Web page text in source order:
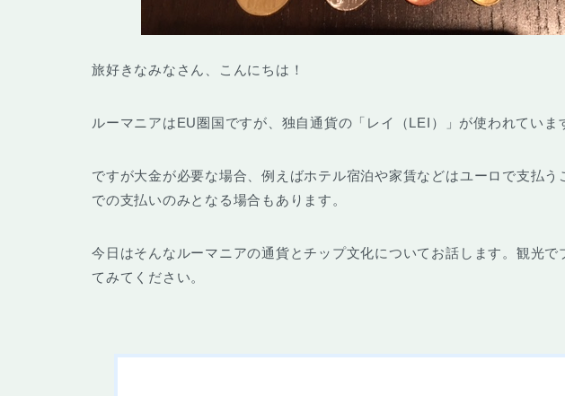
旅好きなみなさん、こんにちは！
ルーマニアはEU圏国ですが、独自通貨の「 レイ（LEI） 」が使われていま
ですが大金が必要な場合、例えばホテル宿泊や家賃などはユーロで支払う
での支払いのみとなる場合もあります。
今日はそんな ルーマニアの通貨とチップ文化についてお話します。観光で
てみてください。